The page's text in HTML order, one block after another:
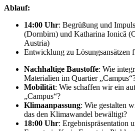
Ablauf:
14:00 Uhr: Begrüßung und
(Dornbirn) und Katharina Ionică
Austria)
Entwicklung zu Lösungsansätzen
Nachhaltige Baustoffe: Wie
Materialien im Quartier
Mobilität: Wie schaffen wir ein
„Campus“?
Klimaanpassung: Wie gestalten
das den Klimawandel bewältigt?
18:00 Uhr: Ergebnispräsentation